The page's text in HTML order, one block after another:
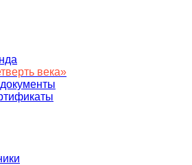
века»